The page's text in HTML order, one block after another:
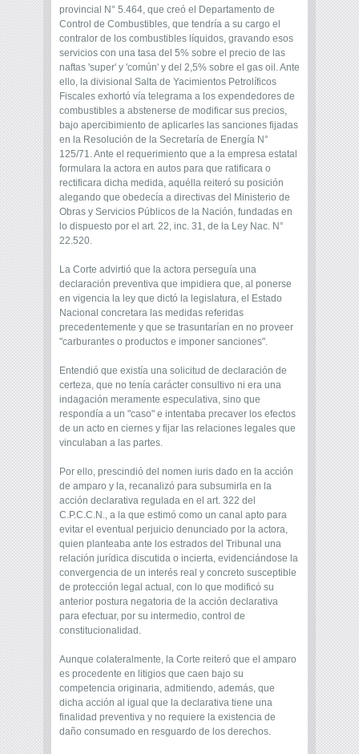
provincial N° 5.464, que creó el Departamento de
Control de Combustibles, que tendría a su cargo­ el
contralor de los combustibles líquidos, gravando esos
servicios con una tasa del 5% sobre el precio de las
naftas 'super' y 'común' y del 2,5% sobre el gas oil. Ante
ello, la divisional Salta de Yacimientos Petrolíficos
Fiscales exhortó ­vía telegrama­ a los expendedores de
combustibles a abstenerse de modificar sus precios,
bajo apercibimiento de aplicarles las sanciones fijadas
en la Resolución de la Secretaría de Energía N°
125/71. Ante el requerimiento que a la empresa estatal
formulara la actora en autos para que ratificara o
rectificara dicha medida, aquélla reiteró su posición
alegando que obedecía a directivas del Ministerio de
Obras y Servicios Públicos de la Nación, fundadas en
lo dispuesto por el art. 22, inc. 31, de la Ley Nac. N°
22.520.
La Corte advirtió que la actora perseguía una
declaración preventiva que impidiera que, al ponerse
en vigencia la ley que dictó la legislatura, el Estado
Nacional concretara las medidas referidas
precedentemente y que se trasuntarían en no proveer
"carburantes o productos e imponer sanciones".
Entendió que existía una solicitud de declaración de
certeza, que no tenía carácter consultivo ni era una
indagación meramente especulativa, sino que
respondía a un "caso" e intentaba precaver los efectos
de un acto en ciernes y fijar las relaciones legales que
vinculaban a las partes.
Por ello, prescindió del nomen iuris dado en la acción
de amparo y la, recanalizó para subsumirla en la
acción declarativa regulada en el art. 322 del
C.P.C.C.N., a la que estimó como un canal apto para
evitar el eventual perjuicio denunciado por la actora,
quien planteaba ante los estrados del Tribunal una
relación jurídica discutida o incierta, evidenciándose la
convergencia de un interés real y concreto susceptible
de protección legal actual, con lo que modificó su
anterior postura negatoria de la acción declarativa
para efectuar, por su intermedio, control de
constitucionalidad.
Aunque colateralmente, la Corte reiteró que el amparo
es procedente en litigios que caen bajo su
competencia originaria, admitiendo, además, que
dicha acción ­al igual que la declarativa­ tiene una
finalidad preventiva y no requiere la existencia de
daño consumado en resguardo de los derechos.